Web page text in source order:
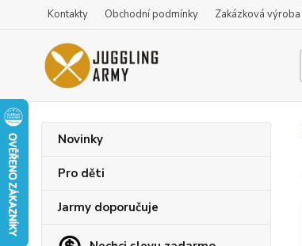
Kontakty Obchodní podmínky Zakázková výroba
Novinky
Pro děti
Jarmy doporučuje